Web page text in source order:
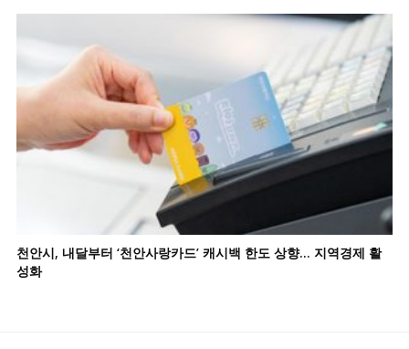
천안시, 내달부터 ‘천안사랑카드’ 캐시백 한도 상향… 지역경제 활
성화